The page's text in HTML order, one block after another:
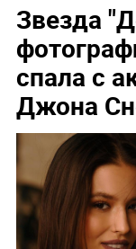
Звезда
спала с
Джона